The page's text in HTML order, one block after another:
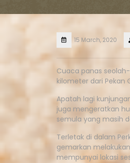
15 March, 2020
Cuaca panas
kilometer dari Pekan
Apatah lagi
juga mengeratkan
semula yang masih
Terletak di dalam
gemarkan
mempunyai lokasi